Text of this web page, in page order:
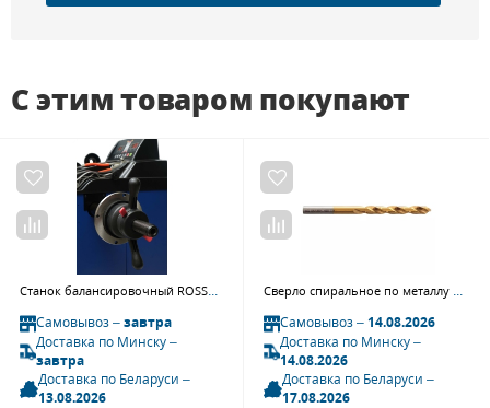
С этим товаром покупают
Станок балансировочный ROSSVIK VT-61, 220В
Самовывоз –завтра
Доставка по Минску –
завтра
Доставка по Беларуси –
13.08.2026
Сверло спиральное по металлу GARWIN INDUSTRIAL 100540-10,1 (10,1 мм, DIN 338, HSS-G, 5xD, 118°, HA, TiN, тип N)
Самовывоз –14.08.2026
Доставка по Минску –
14.08.2026
Доставка по Беларуси –
17.08.2026